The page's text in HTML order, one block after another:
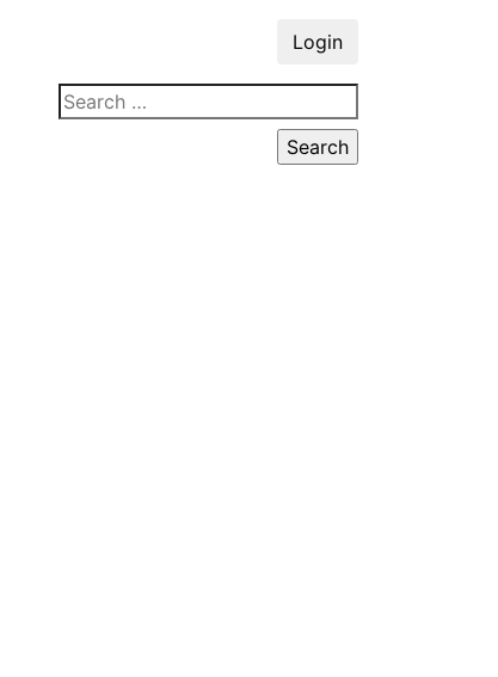
Login